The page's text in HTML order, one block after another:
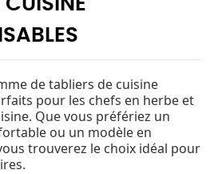
de tabliers de cuisine
pour les chefs en herbe et
Que vous préfériez un
ou un modèle en
trouverez le choix idéal pour